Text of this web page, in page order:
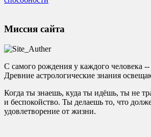
Миссия сайта
С самого рождения у каждого человека --
Древние астрологические знания
Когда ты знаешь, куда ты идёшь, ты не
и беспокойство. Ты делаешь то, что
удовлетворение от жизни.